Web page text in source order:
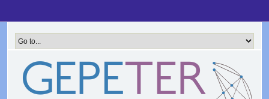
conteúdo
principal